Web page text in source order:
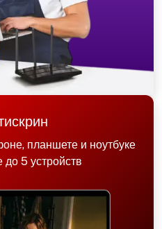
планшете и ноутбуке
до 5 устройств